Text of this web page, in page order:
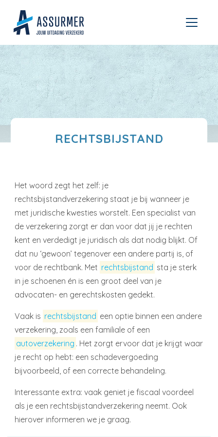
RECHTSBIJSTAND
Het woord zegt het zelf: je
rechtsbijstandverzekering staat je bij wanneer je
met juridische kwesties worstelt. Een specialist van
de verzekering zorgt er dan voor dat jij je rechten
kent en verdedigt je juridisch als dat nodig blijkt. Of
dat nu ‘gewoon’ tegenover een andere partij is, of
voor de rechtbank. Met rechtsbijstand sta je sterk
in je schoenen én is een groot deel van je
advocaten- en gerechtskosten gedekt.
Vaak is rechtsbijstand een optie binnen een andere
verzekering, zoals een familiale of een
autoverzekering . Het zorgt ervoor dat je krijgt waar
je recht op hebt: een schadevergoeding
bijvoorbeeld, of een correcte behandeling.
Interessante extra: vaak geniet je fiscaal voordeel
als je een rechtsbijstandverzekering neemt. Ook
hierover informeren we je graag.